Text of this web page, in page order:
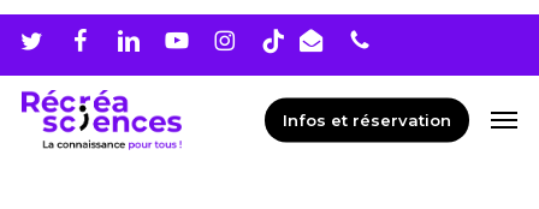
Skip
main
content
Infos et réservation
Menu